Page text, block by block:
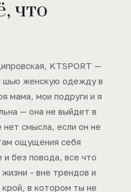
что
KTSPORT —
шью женскую одежду в
мама, мои подруги и я
— она не выйдет в
смысла, если он не
ощущения себя
без повода, все что
- вне трендов и
в котором ты не